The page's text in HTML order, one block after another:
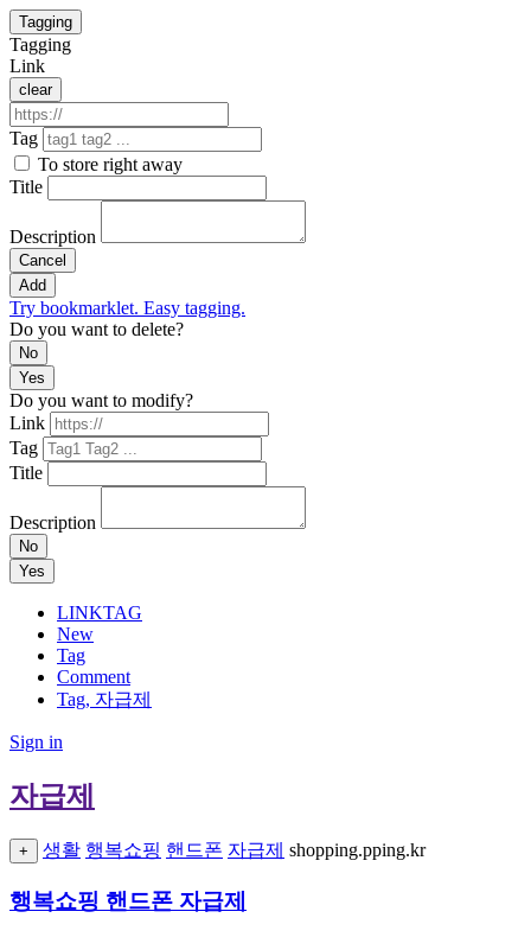
Tagging
Tagging
Link
clear
Tag
To store right away
Title
Description
Cancel
Add
Try bookmarklet. Easy tagging.
Do you want to delete?
No
Yes
Do you want to modify?
Link
Tag
Title
Description
No
Yes
LINKTAG
New
Tag
Comment
Tag, 자급제
Sign in
자급제
+ 생활 행복쇼핑 핸드폰 자급제 shopping.pping.kr
행복쇼핑 핸드폰 자급제